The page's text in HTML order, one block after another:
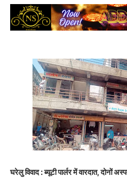
घरेलु विवाद : ब्यूटी पार्लर में वारदात, दोनों